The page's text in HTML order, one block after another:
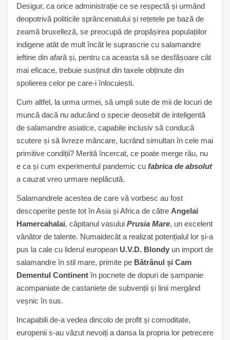
Desigur, ca orice administrație ce se respectă și urmând
deopotrivă politicile sprâncenatului și rețetele pe bază de
zeamă bruxelleză, se preocupă de propășirea populațiilor
indigene atât de mult încât le suprascrie cu salamandre
ieftine din afară și, pentru ca aceasta să se desfășoare cât
mai eficace, trebuie susținut din taxele obținute din
spolierea celor pe care-i înlocuiești.
Cum altfel, la urma urmei, să umpli sute de mii de locuri de
muncă dacă nu aducând o specie deosebit de inteligentă
de salamandre asiatice, capabile inclusiv să conducă
scutere și să livreze mâncare, lucrând simultan în cele mai
primitive condiții? Merită încercat, ce poate merge rău, nu
e ca și cum experimentul pandemic cu fabrica de absolut
a cauzat vreo urmare neplăcută.
Salamandrele acestea de care vă vorbesc au fost
descoperite peste tot în Asia și Africa de către Angelai
Hamercahalai, căpitanul vasului Prusia Mare, un excelent
vânător de talente. Numaidecât a realizat potențialul lor și-a
pus la cale cu liderul european U.V.D. Blondy un import de
salamandre în stil mare, primite pe Bătrânul și Cam
Dementul Continent în pocnete de dopuri de șampanie
acompaniate de castaniete de subvenții și linii mergând
veșnic în sus.
Incapabili de-a vedea dincolo de profit și comoditate,
europenii s-au văzut nevoiți a dansa la propria lor petrecere